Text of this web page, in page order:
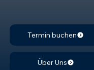
Termin buchen
Über Uns